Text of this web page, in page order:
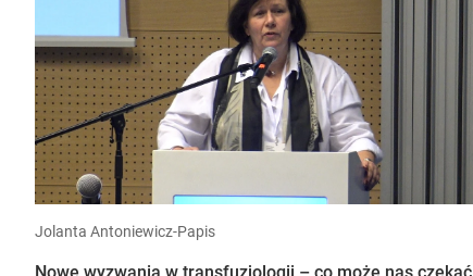
Jolanta Antoniewicz-Papis